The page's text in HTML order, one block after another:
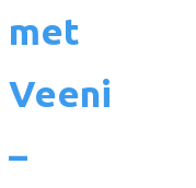
met
Veeni
–